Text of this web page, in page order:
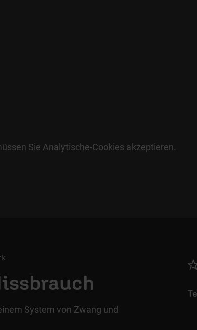
Sie Analytische-Cookies akzeptieren.
System von Zwang und